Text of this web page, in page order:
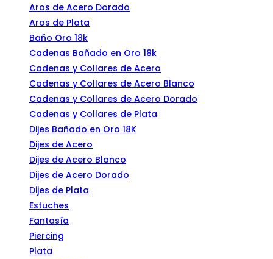
Aros de Acero Dorado
Aros de Plata
Baño Oro 18k
Cadenas Bañado en Oro 18k
Cadenas y Collares de Acero
Cadenas y Collares de Acero Blanco
Cadenas y Collares de Acero Dorado
Cadenas y Collares de Plata
Dijes Bañado en Oro 18K
Dijes de Acero
Dijes de Acero Blanco
Dijes de Acero Dorado
Dijes de Plata
Estuches
Fantasía
Piercing
Plata